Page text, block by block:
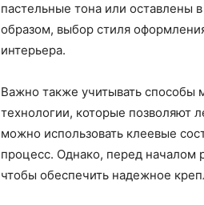
пастельные тона или оставлены
образом, выбор стиля
интерьера.
Важно также учитывать способы
технологии, которые позволяют
можно использовать клеевые
процесс. Однако, перед началом
чтобы обеспечить надежное